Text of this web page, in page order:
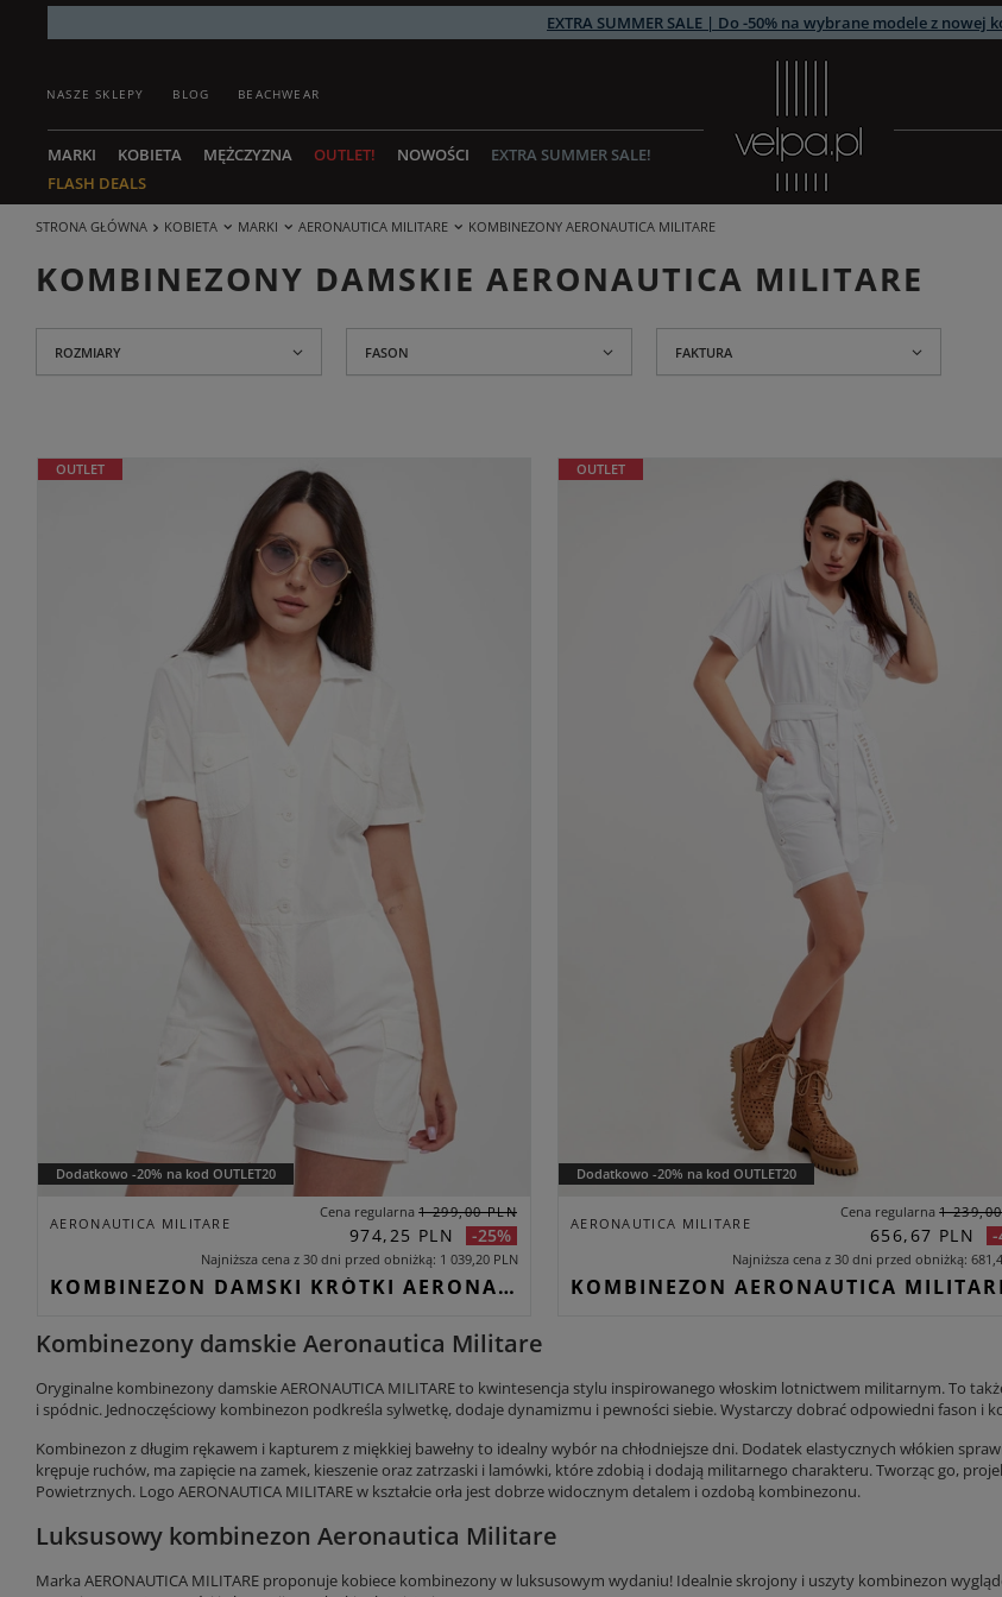
EXTRA SUMMER SALE | Do -50% na wybrane modele z nowej
NASZE SKLEPY BLOG BEACHWEAR
MARKI KOBIETA MĘŻCZYZNA OUTLET! NOWOŚCI
EXTRA SUMMER SALE!
FLASH DEALS
STRONA GŁÓWNA KOBIETA MARKI AERONAUTICA MILITARE KOMBINEZONY AERONAUTICA MILITARE
KOMBINEZONY DAMSKIE AERONAUTICA MILITARE
ROZMIARY FASON FAKTURA
Dodatkowo -20% na kod OUTLET20
OUTLET
AERONAUTICA MILITARE
Cena regularna 1 299,00 PLN
974,25 PLN -25%
Najniższa cena z 30 dni przed obniżką 1 039,20 PLN
KOMBINEZON DAMSKI KRÓTKI AERONAUTICA MILITARE BIAŁY SLIM
Dodatkowo -20% na kod OUTLET20
OUTLET
AERONAUTICA MILITARE
Cena regularna 1
656,67 PLN -
Najniższa cena z 30 dni przed obniżką
Kombinezony damskie Aeronautica Militare
Oryginalne kombinezony damskie AERONAUTICA MILITARE to kwintesencja stylu inspirowanego włoskim lotnictwem militarnym. To
i spódnic. Jednoczęściowy kombinezon podkreśla sylwetkę, dodaje dynamizmu i pewności siebie. Wystarczy dobrać odpowiedni fason i
Kombinezon z długim rękawem i kapturem z miękkiej bawełny to idealny wybór na chłodniejsze dni. Dodatek elastycznych włókien
krępuje ruchów, ma zapięcie na zamek, kieszenie oraz zatrzaski i lamówki, które zdobią i dodają militarnego charakteru. Tworząc go,
Powietrznych. Logo AERONAUTICA MILITARE w kształcie orła jest dobrze widocznym detalem i ozdobą kombinezonu.
Luksusowy kombinezon Aeronautica Militare
Marka AERONAUTICA MILITARE proponuje kobiece kombinezony w luksusowym wydaniu! Idealnie skrojony i uszyty kombinezon